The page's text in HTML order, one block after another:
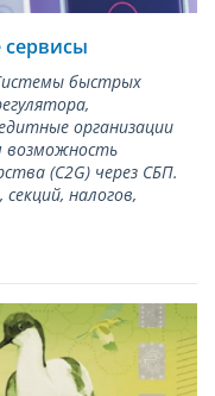
сервисы
быстрых
организации
возможность
(С2G) через СБП.
налогов,